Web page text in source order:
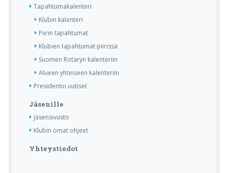
Tapahtumakalenteri
Klubin kalenteri
Piirin tapahtumat
Klubien tapahtumat piirissä
Suomen Rotaryn kalenteriin
Alueen yhteiseen kalenteriin
Presidentin uutiset
Jäsenille
Jäsensivusto
Klubin omat ohjeet
Yhteystiedot